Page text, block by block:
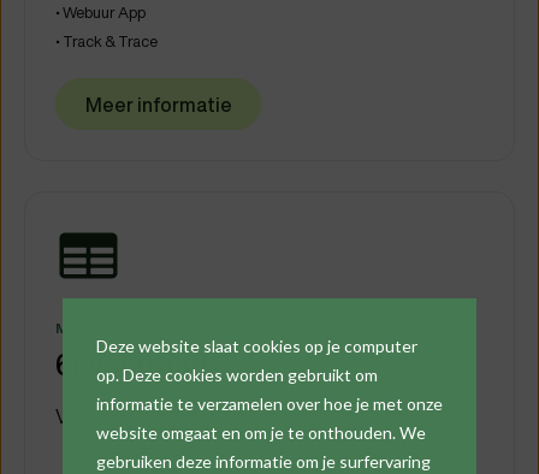
Deze website slaat cookies op je computer
op. Deze cookies worden gebruikt om
informatie te verzamelen over hoe je met onze
website omgaat en om je te onthouden. We
gebruiken deze informatie om je surfervaring
• Webuur App
• Track & Trace
Meer informatie
MODULE
6) Voorraad
Voorraad magazijn & voertuigen • Bestellingen